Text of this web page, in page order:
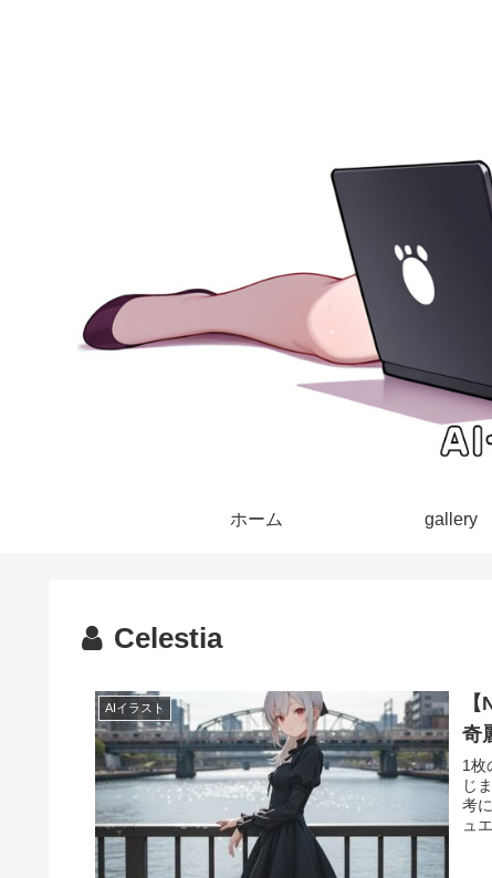
ホーム gallery
Celestia
AIイラスト
奇
1枚
じ
考
ュ